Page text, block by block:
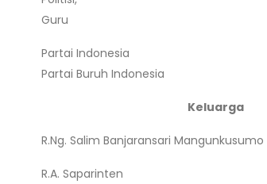
Guru
Partai Indonesia
Partai Buruh Indonesia
Keluarga
R.Ng. Salim Banjaransari Mangunkusumo
R.A. Saparinten